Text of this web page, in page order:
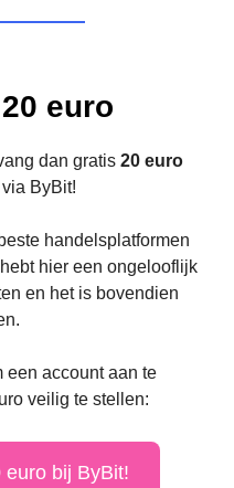
euro
dan gratis 20 euro
ByBit!
handelsplatformen
hier een ongelooflijk
en het is bovendien
een account aan te
veilig te stellen:
euro bij ByBit!